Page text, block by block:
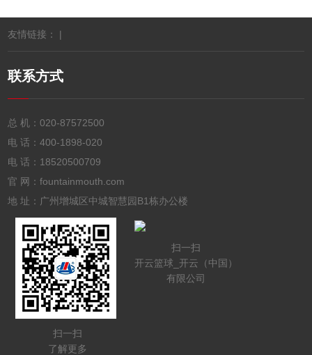
友情链接： |
联系方式
总 机：020-87572500
电 话：400-1898-020
电 话： 18520500709
官 网：fountainmouth.com
地 址：广州增城区中城智慧园B1栋办公楼
扫一扫
了解更多
扫一扫
开云篮球_开云（中国）
有限公司